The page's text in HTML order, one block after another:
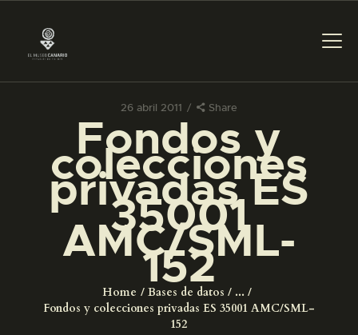
26 abril 2011 Share
Fondos y
colecciones
privadas ES
35001
AMC/SML-
152
Home Bases de datos
...
Fondos y colecciones privadas ES 35001 AMC/SML-
152
PREPARAR LA VISITA
ACTIVIDADES
█
EL MUSEO
COLECCIONES